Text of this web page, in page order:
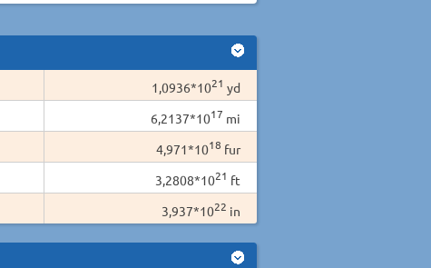
1,0936*1021 yd
6,2137*1017 mi
4,971*1018 fur
3,2808*1021 ft
3,937*1022 in